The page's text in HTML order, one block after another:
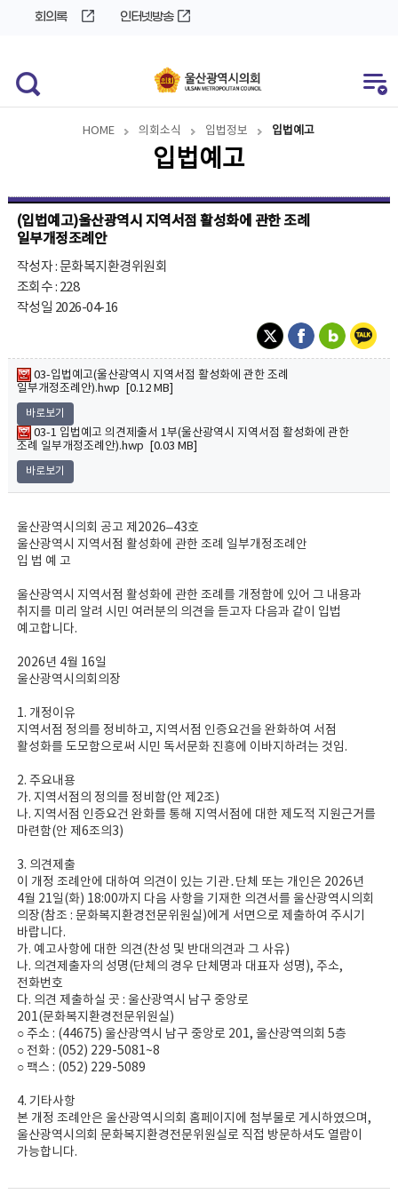
회의록 인터넷방송
HOME 의회소식 입법정보 입법예고
입법예고
(입법예고)울산광역시 지역서점 활성화에 관한 조례
일부개정조례안
작성자 : 문화복지환경위원회
조회수 : 228
작성일 2026-04-16
03-입법예고(울산광역시 지역서점 활성화에 관한 조례
일부개정조례안).hwp [0.12 MB]
바로보기
03-1 입법예고 의견제출서 1부(울산광역시 지역서점 활성화에 관한
조례 일부개정조례안).hwp [0.03 MB]
바로보기
울산광역시의회 공고 제2026–43호
울산광역시 지역서점 활성화에 관한 조례 일부개정조례안
입 법 예 고
울산광역시 지역서점 활성화에 관한 조례를 개정함에 있어 그 내용과
취지를 미리 알려 시민 여러분의 의견을 듣고자 다음과 같이 입법
예고합니다.
2026년 4월 16일
울산광역시의회의장
1. 개정이유
지역서점 정의를 정비하고, 지역서점 인증요건을 완화하여 서점
활성화를 도모함으로써 시민 독서문화 진흥에 이바지하려는 것임.
2. 주요내용
가. 지역서점의 정의를 정비함(안 제2조)
나. 지역서점 인증요건 완화를 통해 지역서점에 대한 제도적 지원근거를
마련함(안 제6조의3)
3. 의견제출
이 개정 조례안에 대하여 의견이 있는 기관․단체 또는 개인은 2026년
4월 21일(화) 18:00까지 다음 사항을 기재한 의견서를 울산광역시의회
의장(참조 : 문화복지환경전문위원실)에게 서면으로 제출하여 주시기
바랍니다.
가. 예고사항에 대한 의견(찬성 및 반대의견과 그 사유)
나. 의견제출자의 성명(단체의 경우 단체명과 대표자 성명), 주소,
전화번호
다. 의견 제출하실 곳 : 울산광역시 남구 중앙로
201(문화복지환경전문위원실)
○ 주소 : (44675) 울산광역시 남구 중앙로 201, 울산광역의회 5층
○ 전화 : (052) 229-5081~8
○ 팩스 : (052) 229-5089
4. 기타사항
본 개정 조례안은 울산광역시의회 홈페이지에 첨부물로 게시하였으며,
울산광역시의회 문화복지환경전문위원실로 직접 방문하셔도 열람이
가능합니다.